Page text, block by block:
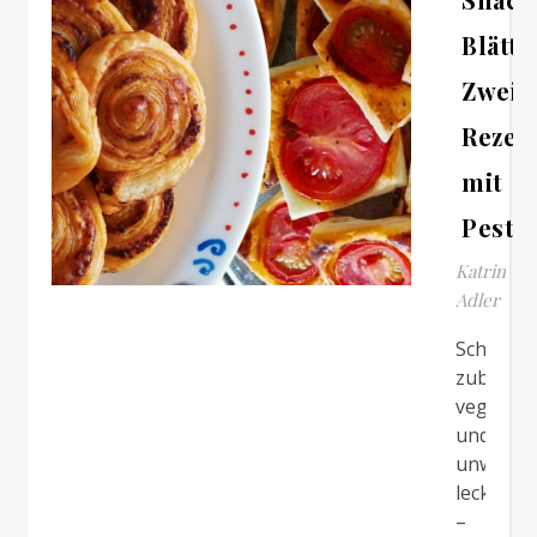
Zwei
mit
Pesto
Katrin
Adler
Schnell
vegan
und
lecker
–